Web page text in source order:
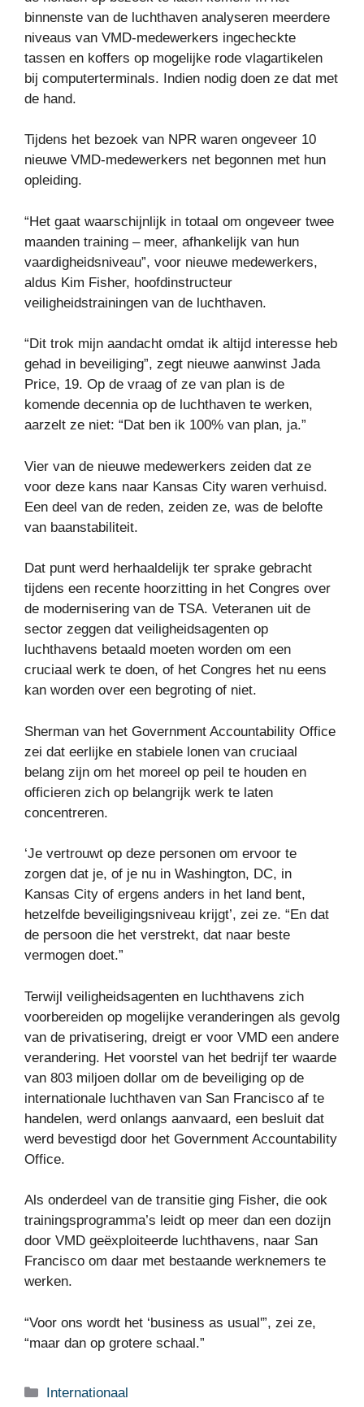
binnenste van de luchthaven analyseren meerdere
niveaus van VMD-medewerkers ingecheckte
tassen en koffers op mogelijke rode vlagartikelen
bij computerterminals. Indien nodig doen ze dat met
de hand.
Tijdens het bezoek van NPR waren ongeveer 10
nieuwe VMD-medewerkers net begonnen met hun
opleiding.
“Het gaat waarschijnlijk in totaal om ongeveer twee
maanden training – meer, afhankelijk van hun
vaardigheidsniveau”, voor nieuwe medewerkers,
aldus Kim Fisher, hoofdinstructeur
veiligheidstrainingen van de luchthaven.
“Dit trok mijn aandacht omdat ik altijd interesse heb
gehad in beveiliging”, zegt nieuwe aanwinst Jada
Price, 19. Op de vraag of ze van plan is de
komende decennia op de luchthaven te werken,
aarzelt ze niet: “Dat ben ik 100% van plan, ja.”
Vier van de nieuwe medewerkers zeiden dat ze
voor deze kans naar Kansas City waren verhuisd.
Een deel van de reden, zeiden ze, was de belofte
van baanstabiliteit.
Dat punt werd herhaaldelijk ter sprake gebracht
tijdens een recente hoorzitting in het Congres over
de modernisering van de TSA. Veteranen uit de
sector zeggen dat veiligheidsagenten op
luchthavens betaald moeten worden om een ​​
cruciaal werk te doen, of het Congres het nu eens
kan worden over een begroting of niet.
Sherman van het Government Accountability Office
zei dat eerlijke en stabiele lonen van cruciaal
belang zijn om het moreel op peil te houden en
officieren zich op belangrijk werk te laten
concentreren.
‘Je vertrouwt op deze personen om ervoor te
zorgen dat je, of je nu in Washington, DC, in
Kansas City of ergens anders in het land bent,
hetzelfde beveiligingsniveau krijgt’, zei ze. “En dat
de persoon die het verstrekt, dat naar beste
vermogen doet.”
Terwijl veiligheidsagenten en luchthavens zich
voorbereiden op mogelijke veranderingen als gevolg
van de privatisering, dreigt er voor VMD een andere
verandering. Het voorstel van het bedrijf ter waarde
van 803 miljoen dollar om de beveiliging op de
internationale luchthaven van San Francisco af te
handelen, werd onlangs aanvaard, een besluit dat
werd bevestigd door het Government Accountability
Office.
Als onderdeel van de transitie ging Fisher, die ook
trainingsprogramma’s leidt op meer dan een dozijn
door VMD geëxploiteerde luchthavens, naar San
Francisco om daar met bestaande werknemers te
werken.
“Voor ons wordt het ‘business as usual'”, zei ze,
“maar dan op grotere schaal.”
Categorieën
Internationaal